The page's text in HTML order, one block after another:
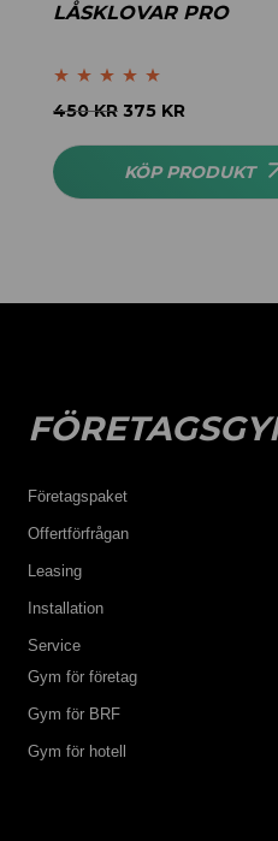
LÅSKLOVAR PRO
Betygsatt 5.00
450KR 375 KR
KÖP PRODUKT
Företagspaket
Offertförfrågan
Leasing
Installation
Service
Gym för företag
Gym för BRF
Gym för hotell